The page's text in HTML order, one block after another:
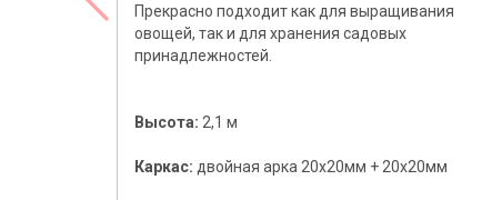
Прекрасно подходит как для выращивания
овощей, так и для хранения садовых
принадлежностей.
Высота: 2,1 м
Каркас: двойная арка 20х20мм + 20х20мм